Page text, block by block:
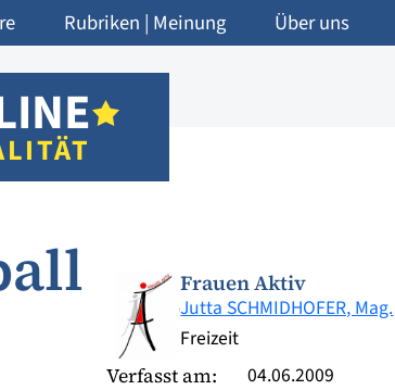
Rubriken | Meinung Über uns
Frauen Aktiv
Jutta SCHMIDHOFER, Mag.
Freizeit
Verfasst am: 04.06.2009